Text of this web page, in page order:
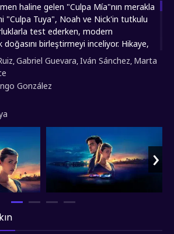
haline gelen "Culpa Mía"nın merakla
"Culpa Tuya", Noah ve Nick'in tutkulu
test ederken, modern
doğasını birleştirmeyi inceliyor. Hikaye,
de ön plana çıkarır. Noah'ın
adım atması ve Nick'in üniversite
bol miktarda yeni dinamikler yaratır.
bireysel gelişimlerini hem de
Nick'in annesinin kötü niyetli
hikayeye yeni bir dramatik boyut
genç aşıkların ilişkisi değil, aynı
temellerini de sarsar. Aile içi
hikayenin gerilimini artıran
günümüz ilişkilerinin karmaşık
Sosyal medya, kariyerler
hayatın getirdiği zorluklar,
gösteriyor. fullfilmizle.co olarak
full hd 1080p kalitesinde Türkçe
olup, keyifli seyirler dileriz..
,Gabriel Guevara,Iván Sánchez, Marta
González
›